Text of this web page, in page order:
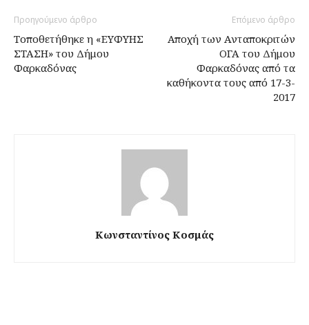
Προηγούμενο άρθρο
Τοποθετήθηκε η «ΕΥΦΥΗΣ
ΣΤΑΣΗ» του Δήμου
Φαρκαδόνας
Επόμενο άρθρο
Αποχή των Ανταποκριτών
ΟΓΑ του Δήμου
Φαρκαδόνας από τα
καθήκοντα τους από 17-3-
2017
Κωνσταντίνος Κοσμάς